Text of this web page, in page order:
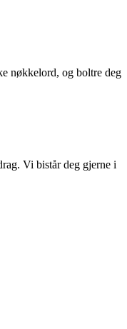
nøkkelord, og boltre deg
Vi bistår deg gjerne i